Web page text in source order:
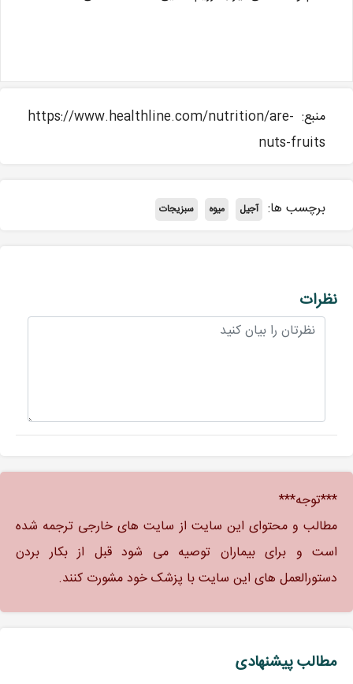
منبع: https://www.healthline.com/nutrition/are-
nuts-fruits
برچسب ها: آجیل میوه سبزیجات
نظرات
***توجه***
مطالب و محتوای این سایت از سایت های خارجی ترجمه شده
است و برای بیماران توصیه می شود قبل از بکار بردن
دستورالعمل های این سایت با پزشک خود مشورت کنند.
مطالب پیشنهادی